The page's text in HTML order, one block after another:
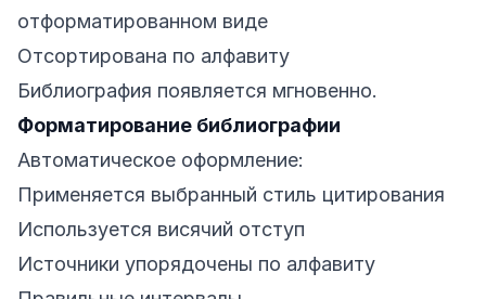
отформатированном виде
Отсортирована по алфавиту
Библиография появляется мгновенно.
Форматирование библиографии
Автоматическое оформление:
Применяется выбранный стиль цитирования
Используется висячий отступ
Источники упорядочены по алфавиту